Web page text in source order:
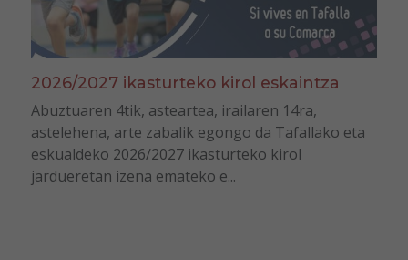
2026/2027 ikasturteko kirol eskaintza
Abuztuaren 4tik, asteartea, irailaren 14ra,
astelehena, arte zabalik egongo da Tafallako eta
eskualdeko 2026/2027 ikasturteko kirol
jardueretan izena emateko e...